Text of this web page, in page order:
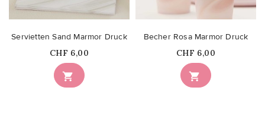

Servietten Sand Marmor Druck
Price
CHF 6,00

Becher Rosa Marmor Druck
Price
CHF 6,00